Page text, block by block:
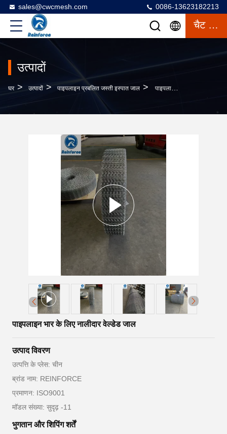
sales@cwcmesh.com 0086-13623182213
चैट करना
उत्पादों
घर > उत्पादों > पाइपलाइन प्रबलित जस्ती इस्पात जाल > पाइपलाइन भार के लिए नालीदार वेल्डेड जाल
पाइपलाइन भार के लिए नालीदार वेल्डेड जाल
उत्पाद विवरण
उत्पत्ति के प्लेस: चीन
ब्रांड नाम: REINFORCE
प्रमाणन: ISO9001
मॉडल संख्या: सुदृढ़ -11
भुगतान और शिपिंग शर्तें